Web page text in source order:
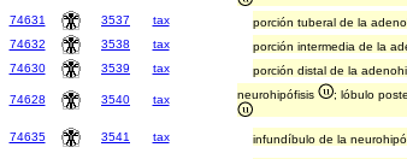
74631 3537 tax porción tuberal de la
74632
3538 tax porción intermedia de la
74630
3539 tax porción distal de la
74628 3540 tax neurohipófisis ; lóbulo
74635 3541 tax infundíbulo de la